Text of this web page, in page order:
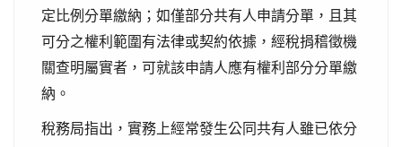
定比例分單繳納；如僅部分共有人申請分單，且其
可分之權利範圍有法律或契約依據，經稅捐稽徵機
關查明屬實者，可就該申請人應有權利部分分單繳
納。
稅務局指出，實務上經常發生公同共有人雖已依分